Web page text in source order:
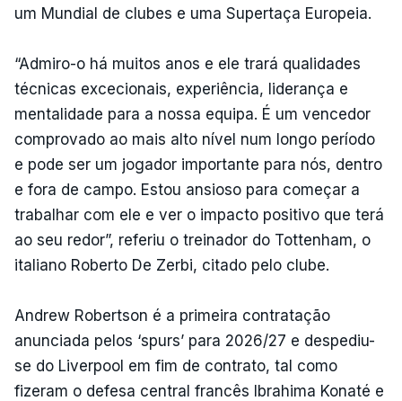
um Mundial de clubes e uma Supertaça Europeia.
“Admiro-o há muitos anos e ele trará qualidades
técnicas excecionais, experiência, liderança e
mentalidade para a nossa equipa. É um vencedor
comprovado ao mais alto nível num longo período
e pode ser um jogador importante para nós, dentro
e fora de campo. Estou ansioso para começar a
trabalhar com ele e ver o impacto positivo que terá
ao seu redor”, referiu o treinador do Tottenham, o
italiano Roberto De Zerbi, citado pelo clube.
Andrew Robertson é a primeira contratação
anunciada pelos ‘spurs’ para 2026/27 e despediu-
se do Liverpool em fim de contrato, tal como
fizeram o defesa central francês Ibrahima Konaté e